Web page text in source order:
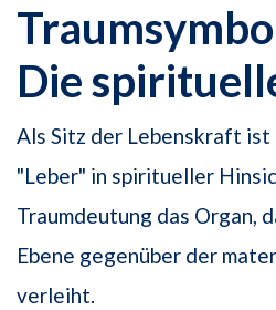
Die
Als Sitz der Lebenskraft ist
"Leber" in spiritueller
Traumdeutung das Organ,
Ebene gegenüber der
verleiht.